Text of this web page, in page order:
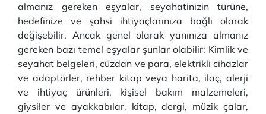
almanız gereken eşyalar, seyahatinizin türüne,
hedefinize ve şahsi ihtiyaçlarınıza bağlı olarak
değişebilir. Ancak genel olarak yanınıza almanız
gereken bazı temel eşyalar şunlar olabilir: Kimlik ve
seyahat belgeleri, cüzdan ve para, elektrikli cihazlar
ve adaptörler, rehber kitap veya harita, ilaç, alerji
ve ihtiyaç ürünleri, kişisel bakım malzemeleri,
giysiler ve ayakkabılar, kitap, dergi, müzik çalar,